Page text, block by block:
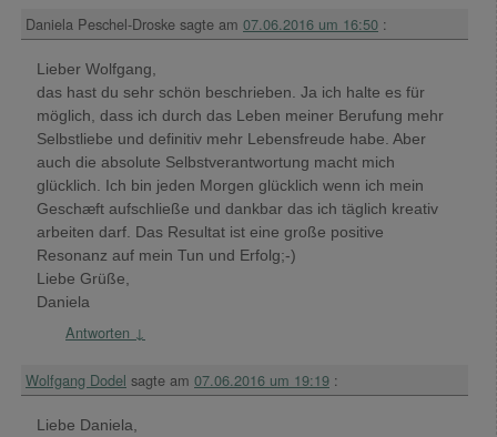
Daniela Peschel-Droske sagte am 07.06.2016 um 16:50 :
Lieber Wolfgang,
das hast du sehr schön beschrieben. Ja ich halte es für
möglich, dass ich durch das Leben meiner Berufung mehr
Selbstliebe und definitiv mehr Lebensfreude habe. Aber
auch die absolute Selbstverantwortung macht mich
glücklich. Ich bin jeden Morgen glücklich wenn ich mein
Geschæft aufschließe und dankbar das ich täglich kreativ
arbeiten darf. Das Resultat ist eine große positive
Resonanz auf mein Tun und Erfolg;-)
Liebe Grüße,
Daniela
Antworten ↓
Wolfgang Dodel sagte am 07.06.2016 um 19:19 :
Liebe Daniela,